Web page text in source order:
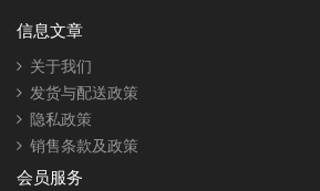
信息文章
关于我们
发货与配送政策
隐私政策
销售条款及政策
会员服务